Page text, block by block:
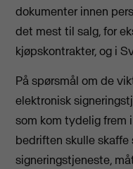
dokumenter innen
det mest til salg, for
kjøpskontrakter, og i
På spørsmål om de
elektronisk
som kom tydelig frem
bedriften skulle skaffe
signeringstjeneste,